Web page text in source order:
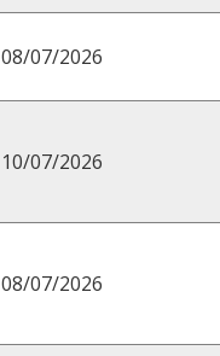
08/07/2026
10/07/2026
08/07/2026